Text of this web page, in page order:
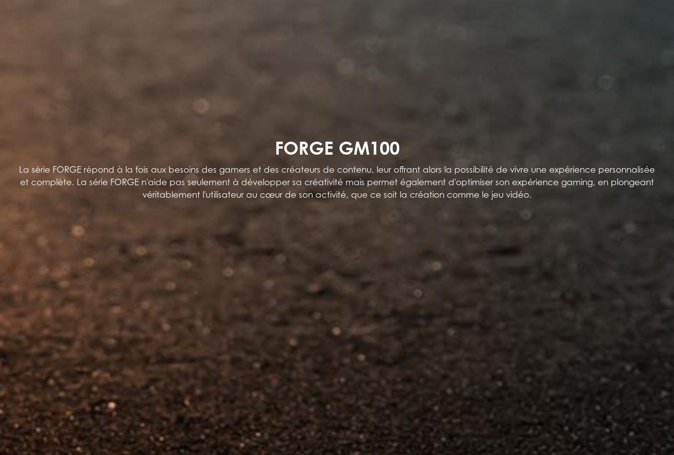
FORGE GM100
La série FORGE répond à la fois aux besoins des gamers et des créateurs de contenu, leur offrant alors la possibilité de vivre une expérience personnalisée
et complète. La série FORGE n'aide pas seulement à développer sa créativité mais permet également d'optimiser son expérience gaming, en plongeant
véritablement l'utilisateur au cœur de son activité, que ce soit la création comme le jeu vidéo.